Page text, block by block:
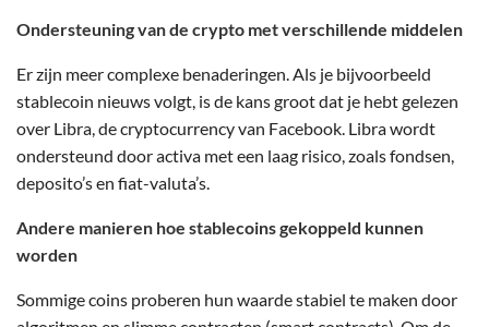
Ondersteuning van de crypto met verschillende middelen
Er zijn meer complexe benaderingen. Als je bijvoorbeeld
stablecoin nieuws volgt, is de kans groot dat je hebt gelezen
over Libra, de cryptocurrency van Facebook. Libra wordt
ondersteund door activa met een laag risico, zoals fondsen,
deposito’s en fiat-valuta’s.
Andere manieren hoe stablecoins gekoppeld kunnen
worden
Sommige coins proberen hun waarde stabiel te maken door